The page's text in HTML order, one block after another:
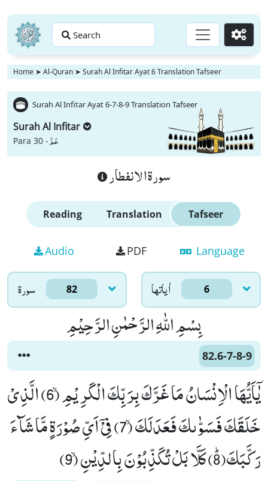
Search Go
Home ➤ Al-Quran ➤ Surah Al Infitar Ayat 6 Translation Tafseer
Surah Al Infitar Ayat 6-7-8-9 Translation Tafseer
Surah Al Infitar
Para 30 -عَمَّ
سورة الانفطار
Reading Translation Tafseer
Audio PDF Language
سورۃ 82 اٰياتها 6
بِسْمِ اللّٰهِ الرَّحْمٰنِ الرَّحِیْمِ
82.6-7-8-9
یٰۤاَیُّهَا الْاِنْسَانُ مَا غَرَّكَ بِرَبِّكَ الْكَرِیْمِۙ (6) الَّذِیْ
خَلَقَكَ فَسَوّٰىكَ فَعَدَلَكَۙ (7) فِیْۤ اَیِّ صُوْرَةٍ مَّا شَآءَ
رَكَّبَكَﭤ(8) كَلَّا بَلْ تُكَذِّبُوْنَ بِالدِّیْنِۙ (9)